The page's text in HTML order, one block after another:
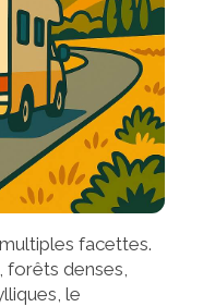
facettes.
forêts denses,
le